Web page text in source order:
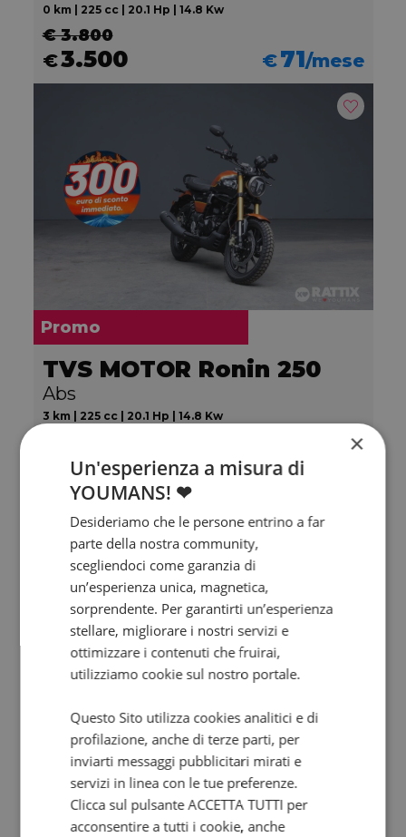
0 km | 225 cc | 20.1 Hp | 14.8 Kw
€ 3.800
€3.500 €71/mese
Promo
TVS MOTOR Ronin 250
Abs
3 km | 225 cc | 20.1 Hp | 14.8 Kw
3.500 €71
Non sai quale
scegliere?
Ti aiuta Francesco!
Contattalo subito!
×
Un'esperienza a misura di
YOUMANS! ❤
Desideriamo che le persone entrino a far
parte della nostra community,
scegliendoci come garanzia di
un’esperienza unica, magnetica,
sorprendente. Per garantirti un’esperienza
stellare, migliorare i nostri servizi e
ottimizzare i contenuti che fruirai,
utilizziamo cookie sul nostro portale.
Questo Sito utilizza cookies analitici e di
profilazione, anche di terze parti, per
inviarti messaggi pubblicitari mirati e
servizi in linea con le tue preferenze.
Clicca sul pulsante ACCETTA TUTTI per
acconsentire a tutti i cookie, anche